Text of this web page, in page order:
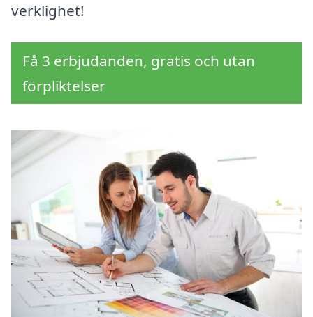
verklighet!
Få 3 erbjudanden, gratis och utan
förpliktelser